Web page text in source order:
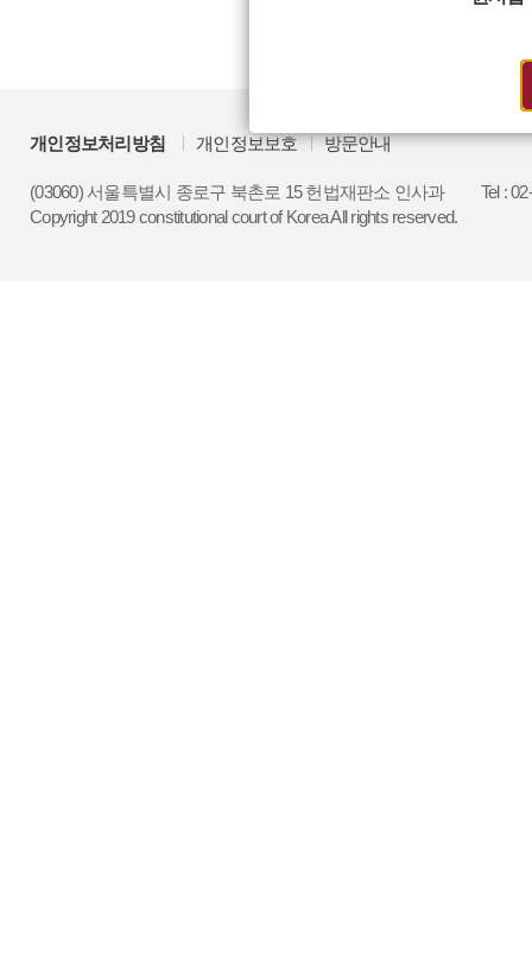
개인정보처리방침 개인정보보호 방문안내
(03060) 서울특별시 종로구 북촌로 15 헌법재판소 인사과
Tel :
Copyright 2019 constitutional court of Korea All rights reserved.